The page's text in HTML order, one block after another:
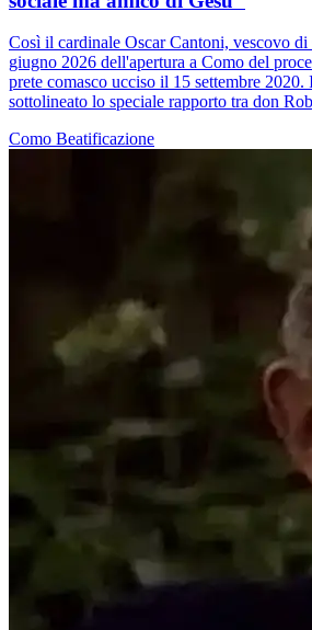
Così il cardinale Oscar Cantoni, vescovo
giugno 2026 dell'apertura a Como del
prete comasco ucciso il 15 settembre 2020.
sottolineato lo speciale rapporto tra don
Como Beatificazione